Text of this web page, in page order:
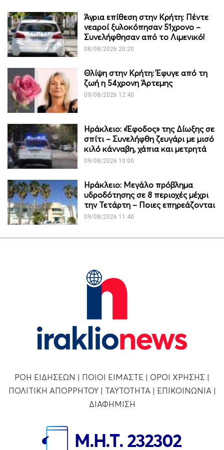
Άγρια επίθεση στην Κρήτη: Πέντε
νεαροί ξυλοκόπησαν 51χρονο –
Συνελήφθησαν από το Λιμενικό!
08/08/2026 20:20
Θλίψη στην Κρήτη: Έφυγε από τη
ζωή η 54χρονη Άρτεμης
09/08/2026 12:40
Ηράκλειο: «Έφοδος» της Δίωξης σε
σπίτι – Συνελήφθη ζευγάρι με μισό
κιλό κάνναβη, χάπια και μετρητά
09/08/2026 10:00
Ηράκλειο: Μεγάλο πρόβλημα
υδροδότησης σε 8 περιοχές μέχρι
την Τετάρτη – Ποιες επηρεάζονται
09/08/2026 11:40
ΡΟΗ ΕΙΔΗΣΕΩΝ | ΠΟΙΟΙ ΕΙΜΑΣΤΕ | ΟΡΟΙ ΧΡΗΣΗΣ |
ΠΟΛΙΤΙΚΗ ΑΠΟΡΡΗΤΟΥ| ΤΑΥΤΟΤΗΤΑ | ΕΠΙΚΟΙΝΩΝΙΑ |
ΔΙΑΦΗΜΙΣΗ